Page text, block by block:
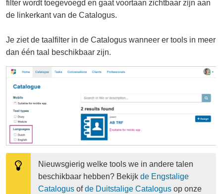
filter wordt toegevoegd en gaat voortaan zichtbaar zijn aan
de linkerkant van de Catalogus.
Je ziet de taalfilter in de Catalogus wanneer er tools in meer
dan één taal beschikbaar zijn.
Nieuwsgierig welke tools we in andere talen
beschikbaar hebben? Bekijk de Engstalige
Catalogus of de Duitstalige Catalogus op onze